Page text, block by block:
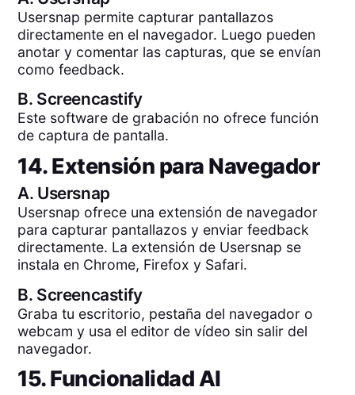
Usersnap permite capturar pantallazos
directamente en el navegador. Luego pueden
anotar y comentar las capturas, que se envían
como feedback.
B. Screencastify
Este software de grabación no ofrece función
de captura de pantalla.
14. Extensión para Navegador
A. Usersnap
Usersnap ofrece una extensión de navegador
para capturar pantallazos y enviar feedback
directamente. La extensión de Usersnap se
instala en Chrome, Firefox y Safari.
B. Screencastify
Graba tu escritorio, pestaña del navegador o
webcam y usa el editor de vídeo sin salir del
navegador.
15. Funcionalidad AI